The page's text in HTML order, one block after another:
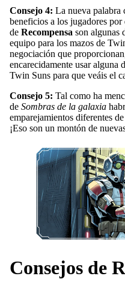
Consejo 4: La nueva palabra
beneficios a los jugadores
de Recompensa son algunas
equipo para los mazos de
negociación que
encarecidamente usar alguna
Twin Suns para que veáis el
Consejo 5: Tal como ha
de Sombras de la galaxia
emparejamientos diferentes
¡Eso son un montón de
Consejos de